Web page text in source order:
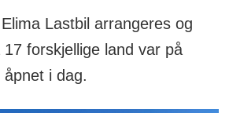
Lastbil arrangeres og
forskjellige land var på
i dag.